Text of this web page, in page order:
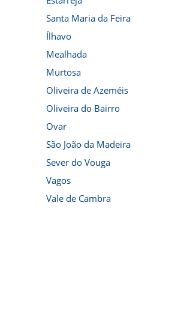
Santa Maria da Feira
Ílhavo
Mealhada
Murtosa
Oliveira de Azeméis
Oliveira do Bairro
Ovar
São João da Madeira
Sever do Vouga
Vagos
Vale de Cambra